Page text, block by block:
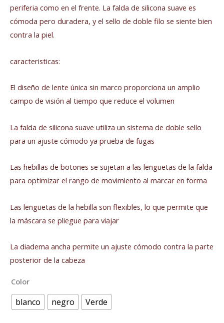
periferia como en el frente. La falda de silicona suave es
cómoda pero duradera, y el sello de doble filo se siente bien
contra la piel.
caracteristicas:
El diseño de lente única sin marco proporciona un amplio
campo de visión al tiempo que reduce el volumen
La falda de silicona suave utiliza un sistema de doble sello
para un ajuste cómodo ya prueba de fugas
Las hebillas de botones se sujetan a las lengüetas de la falda
para optimizar el rango de movimiento al marcar en forma
Las lengüetas de la hebilla son flexibles, lo que permite que
la máscara se pliegue para viajar
La diadema ancha permite un ajuste cómodo contra la parte
posterior de la cabeza
Color
blanco negro Verde